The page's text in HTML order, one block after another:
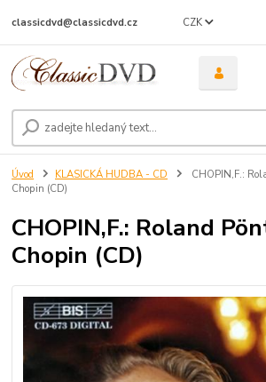
CZK
classicdvd@classicdvd.cz
Úvod KLASICKÁ HUDBA - CD
CHOPIN,F.:
Chopin (CD)
CHOPIN,F.: Roland
Chopin (CD)